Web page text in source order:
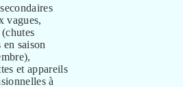
vagues,
saison
et appareils
à